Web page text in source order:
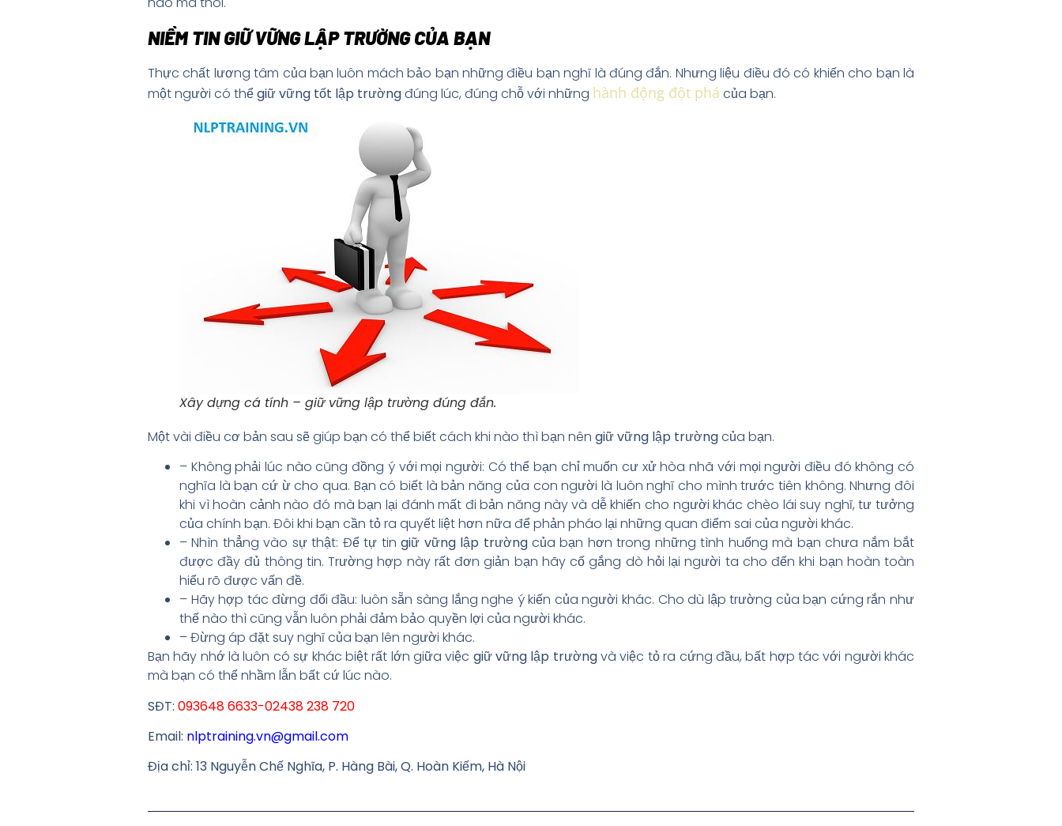
NIỀM TIN GIỮ VỮNG LẬP TRƯỜNG CỦA BẠN
Thực chất lương tâm của bạn luôn mách bảo bạn những điều bạn nghĩ là đúng đắn. Nhưng liệu điều đó có khiến cho bạn là
một người có thểgiữ vững tốt lập trườngđúng lúc, đúng chỗ với những hành động đột phá của bạn.
Xây dựng cá tính – giữ vững lập trường đúng đắn.
Một vài điều cơ bản sau sẽ giúp bạn có thể biết cách khi nào thì bạn nên giữ vững lập trườngcủa bạn.
– Không phải lúc nào cũng đồng ý với mọi người: Có thể bạn chỉ muốn cư xử hòa nhã với mọi người điều đó không có
nghĩa là bạn cứ ừ cho qua. Bạn có biết là bản năng của con người là luôn nghĩ cho mình trước tiên không. Nhưng đôi
khi vì hoàn cảnh nào đó mà bạn lại đánh mất đi bản năng này và dễ khiến cho người khác chèo lái suy nghĩ, tư tưởng
của chính bạn. Đôi khi bạn cần tỏ ra quyết liệt hơn nữa để phản pháo lại những quan điểm sai của người khác.
– Nhìn thẳng vào sự thật: Để tự tingiữ vững lập trườngcủa bạn hơn trong những tình huống mà bạn chưa nắm bắt
được đầy đủ thông tin. Trường hợp này rất đơn giản bạn hãy cố gắng dò hỏi lại người ta cho đến khi bạn hoàn toàn
hiểu rõ được vấn đề.
– Hãy hợp tác đừng đối đầu: luôn sẵn sàng lắng nghe ý kiến của người khác. Cho dù lập trường của bạn cứng rắn như
thế nào thì cũng vẫn luôn phải đảm bảo quyền lợi của người khác.
– Đừng áp đặt suy nghĩ của bạn lên người khác.
Bạn hãy nhớ là luôn có sự khác biệt rất lớn giữa việc giữ vững lập trườngvà việc tỏ ra cứng đầu, bất hợp tác với người khác
mà bạn có thể nhầm lẫn bất cứ lúc nào.
SĐT: 093648 6633-02438 238 720
Email: nlptraining.vn@gmail.com
Địa chỉ: 13 Nguyễn Chế Nghĩa, P. Hàng Bài, Q. Hoàn Kiếm, Hà Nội